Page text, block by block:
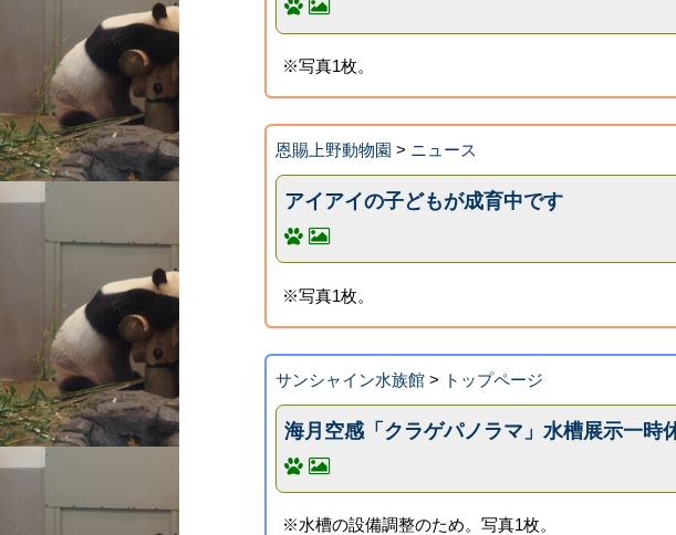
※写真1枚。
恩賜上野動物園 > ニュース
アイアイの子どもが成育中です
※写真1枚。
サンシャイン水族館 > トップページ
海月空感「クラゲパノラマ」水槽展示一時
※水槽の設備調整のため。写真1枚。